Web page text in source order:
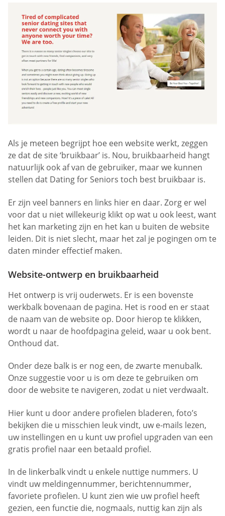
Als je meteen begrijpt hoe een website werkt, zeggen
ze dat de site ‘bruikbaar’ is. Nou, bruikbaarheid hangt
natuurlijk ook af van de gebruiker, maar we kunnen
stellen dat Dating for Seniors toch best bruikbaar is.
Er zijn veel banners en links hier en daar. Zorg er wel
voor dat u niet willekeurig klikt op wat u ook leest, want
het kan marketing zijn en het kan u buiten de website
leiden. Dit is niet slecht, maar het zal je pogingen om te
daten minder effectief maken.
Website-ontwerp en bruikbaarheid
Het ontwerp is vrij ouderwets. Er is een bovenste
werkbalk bovenaan de pagina. Het is rood en er staat
de naam van de website op. Door hierop te klikken,
wordt u naar de hoofdpagina geleid, waar u ook bent.
Onthoud dat.
Onder deze balk is er nog een, de zwarte menubalk.
Onze suggestie voor u is om deze te gebruiken om
door de website te navigeren, zodat u niet verdwaalt.
Hier kunt u door andere profielen bladeren, foto’s
bekijken die u misschien leuk vindt, uw e-mails lezen,
uw instellingen en u kunt uw profiel upgraden van een
gratis profiel naar een betaald profiel.
In de linkerbalk vindt u enkele nuttige nummers. U
vindt uw meldingennummer, berichtennummer,
favoriete profielen. U kunt zien wie uw profiel heeft
gezien, een functie die, nogmaals, nuttig kan zijn als